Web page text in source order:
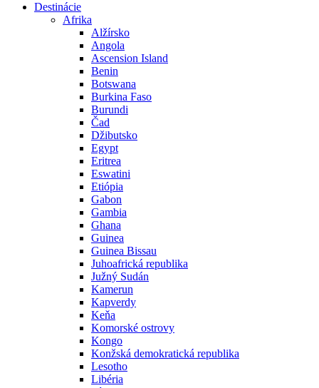
Destinácie
Afrika
Alžírsko
Angola
Ascension Island
Benin
Botswana
Burkina Faso
Burundi
Čad
Džibutsko
Egypt
Eritrea
Eswatini
Etiópia
Gabon
Gambia
Ghana
Guinea
Guinea Bissau
Juhoafrická republika
Južný Sudán
Kamerun
Kapverdy
Keňa
Komorské ostrovy
Kongo
Konžská demokratická republika
Lesotho
Libéria